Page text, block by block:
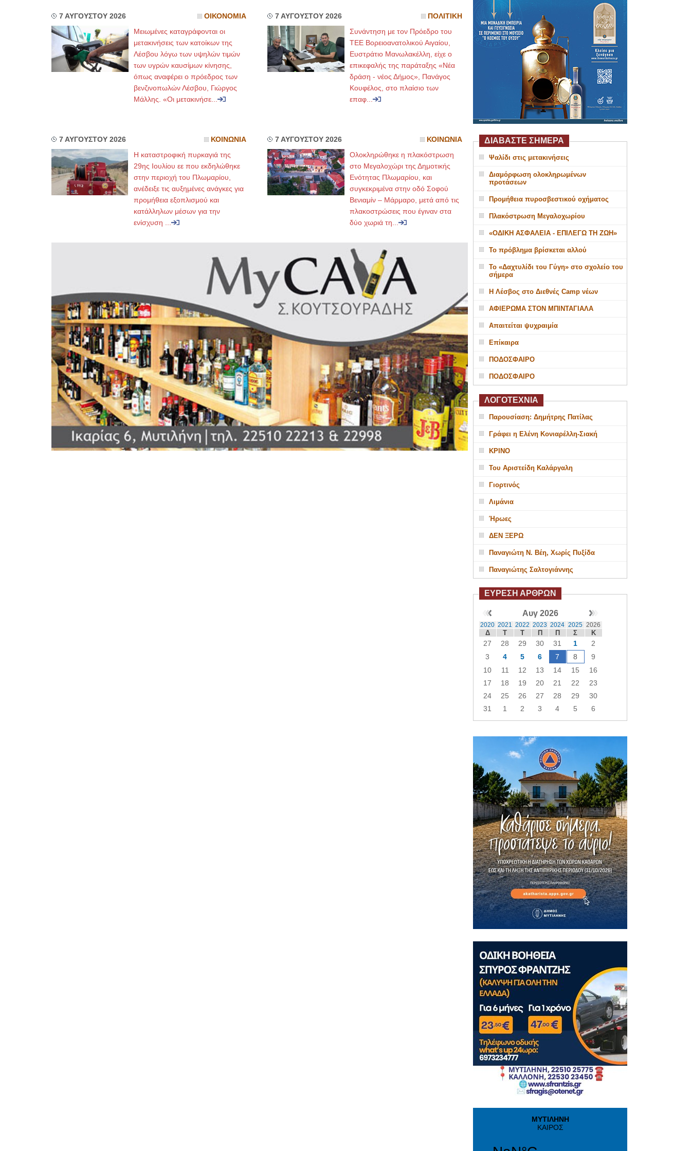
7 ΑΥΓΟΥΣΤΟΥ 2026 ΟΙΚΟΝΟΜΙΑ
Μειωμένες καταγράφονται οι
μετακινήσεις των κατοίκων της
Λέσβου λόγω των υψηλών τιμών
των υγρών καυσίμων κίνησης,
όπως αναφέρει ο πρόεδρος των
βενζινοπωλών Λέσβου, Γιώργος
Μάλλης. «Οι μετακινήσε...
7 ΑΥΓΟΥΣΤΟΥ 2026 ΠΟΛΙΤΙΚΗ
Συνάντηση με τον Πρόεδρο του
ΤΕΕ Βορειοανατολικού Αιγαίου,
Ευστράτιο Μανωλακέλλη, είχε ο
επικεφαλής της παράταξης «Νέα
δράση - νέος Δήμος», Πανάγος
Κουφέλος, στο πλαίσιο των
επαφ...
7 ΑΥΓΟΥΣΤΟΥ 2026 ΚΟΙΝΩΝΙΑ
Η καταστροφική πυρκαγιά της
29ης Ιουλίου εε που εκδηλώθηκε
στην περιοχή του Πλωμαρίου,
ανέδειξε τις αυξημένες ανάγκες για
προμήθεια εξοπλισμού και
κατάλληλων μέσων για την
ενίσχυση ...
7 ΑΥΓΟΥΣΤΟΥ 2026 ΚΟΙΝΩΝΙΑ
Ολοκληρώθηκε η πλακόστρωση
στο Μεγαλοχώρι της Δημοτικής
Ενότητας Πλωμαρίου, και
συγκεκριμένα στην οδό Σοφού
Βενιαμίν – Μάρμαρο, μετά από τις
πλακοστρώσεις που έγιναν στα
δύο χωριά τη...
ΔΙΑΒΑΣΤΕ ΣΗΜΕΡΑ
Ψαλίδι στις μετακινήσεις
Διαμόρφωση ολοκληρωμένων
προτάσεων
Προμήθεια πυροσβεστικού οχήματος
Πλακόστρωση Μεγαλοχωρίου
«ΟΔΙΚΗ ΑΣΦΑΛΕΙΑ - ΕΠΙΛΕΓΩ ΤΗ ΖΩΗ»
Το πρόβλημα βρίσκεται αλλού
Το «Δαχτυλίδι του Γύγη» στο σχολείο του
σήμερα
Η Λέσβος στο Διεθνές Camp νέων
ΑΦΙΕΡΩΜΑ ΣΤΟΝ ΜΠΙΝΤΑΓΙΑΛΑ
Απαιτείται ψυχραιμία
Επίκαιρα
ΠΟΔΟΣΦΑΙΡΟ
ΠΟΔΟΣΦΑΙΡΟ
ΛΟΓΟΤΕΧΝΙΑ
Παρουσίαση: Δημήτρης Πατίλας
Γράφει η Ελένη Κονιαρέλλη-Σιακή
ΚΡΙΝΟ
Του Αριστείδη Καλάργαλη
Γιορτινός
Λιμάνια
Ήρωες
ΔΕΝ ΞΕΡΩ
Παναγιώτη Ν. Βέη, Χωρίς Πυξίδα
Παναγιώτης Σαλτογιάννης
ΕΥΡΕΣΗ ΑΡΘΡΩΝ
Αυγ 2026
2020 2021 2022 2023 2024 2025 2026
Δ Τ Τ Π Π Σ Κ
27 28 29 30 31 1
2
3
4 5 6 7 8
9
10
11 12 13 14 15
16
17
18 19 20 21 22
23
24
25 26 27 28 29
30
31
1 2 3 4 5 6